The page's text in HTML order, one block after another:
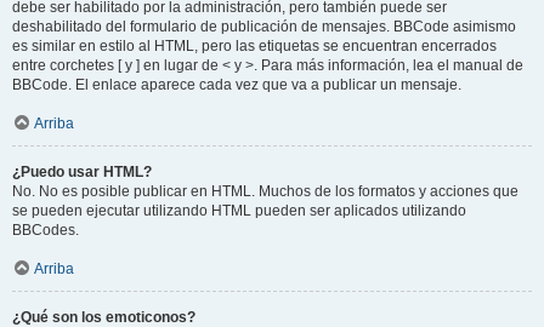
debe ser habilitado por la administración, pero también puede ser
deshabilitado del formulario de publicación de mensajes. BBCode asimismo
es similar en estilo al HTML, pero las etiquetas se encuentran encerrados
entre corchetes [ y ] en lugar de < y >. Para más información, lea el manual de
BBCode. El enlace aparece cada vez que va a publicar un mensaje.
Arriba
¿Puedo usar HTML?
No. No es posible publicar en HTML. Muchos de los formatos y acciones que
se pueden ejecutar utilizando HTML pueden ser aplicados utilizando
BBCodes.
Arriba
¿Qué son los emoticonos?